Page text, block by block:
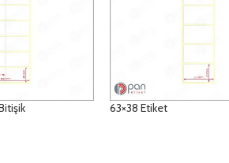
63×38 Etiket